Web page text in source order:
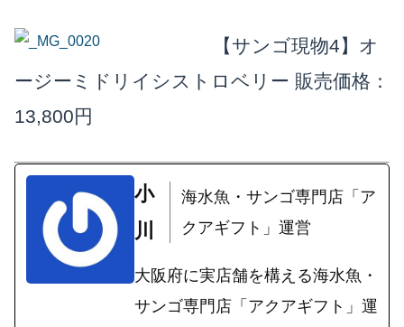
【サンゴ現物4】オ
ージーミドリイシストロベリー 販売価格：
13,800円
小
川
海水魚・サンゴ専門店「ア
クアギフト」運営
大阪府に実店舗を構える海水魚・
サンゴ専門店「アクアギフト」運